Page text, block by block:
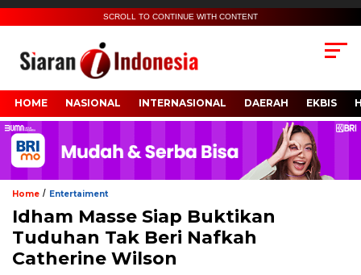
SCROLL TO CONTINUE WITH CONTENT
HOME NASIONAL INTERNASIONAL DAERAH EKBIS
Home / Entertaiment
Idham Masse Siap Buktikan
Tuduhan Tak Beri Nafkah
Catherine Wilson